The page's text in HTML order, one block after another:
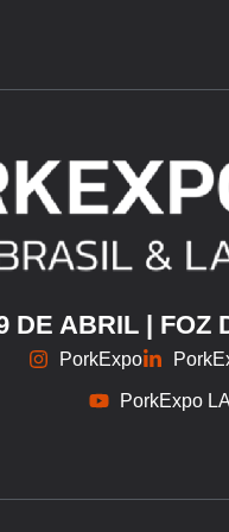
DE ABRIL | FOZ
PorkExpo
PorkExpo